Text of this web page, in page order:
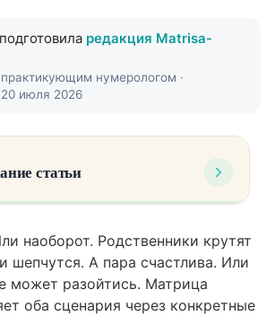
редакция Matrisa-
нумерологом ·
июля 2026
статьи
кармических причин: что
матрица
наоборот. Родственники крутят
шепчутся. А пара счастлива. Или
может разойтись. Матрица
оба сценария через конкретные